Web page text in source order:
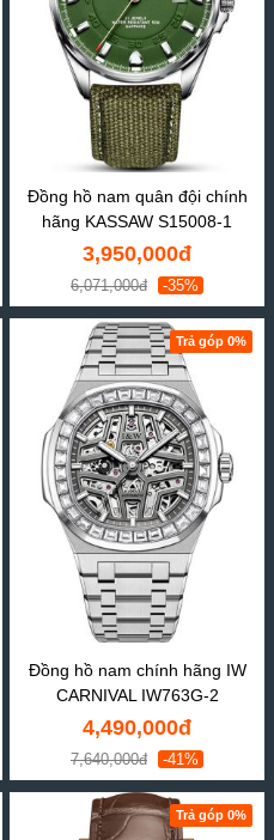
Đồng hồ nam quân đội chính
hãng KASSAW S15008-1
3,950,000đ
6,071,000đ -35%
Trả góp 0%
Đồng hồ nam chính hãng IW
CARNIVAL IW763G-2
4,490,000đ
7,640,000đ -41%
Trả góp 0%